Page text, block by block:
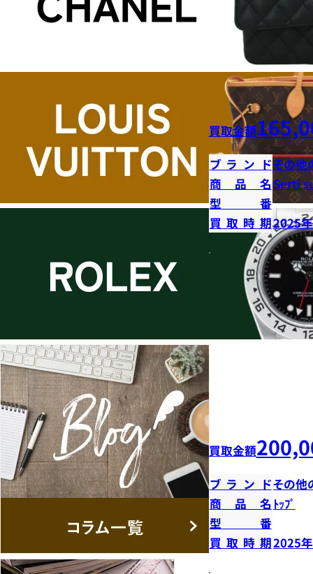
買取金額
ブランドその他
商品名Serti
型番
買取時期2025
買取金額
ブランドその他
商品名 ﾄｯﾌﾟ
型番
買取時期2025